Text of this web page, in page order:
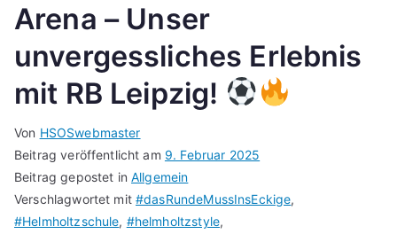
Arena – Unser
unvergessliches Erlebnis
mit RB Leipzig!
Von HSOSwebmaster
Beitrag veröffentlicht am 9. Februar 2025
Beitrag gepostet inAllgemein
Verschlagwortet mit#dasRundeMussInsEckige,
#Helmholtzschule, #helmholtzstyle,